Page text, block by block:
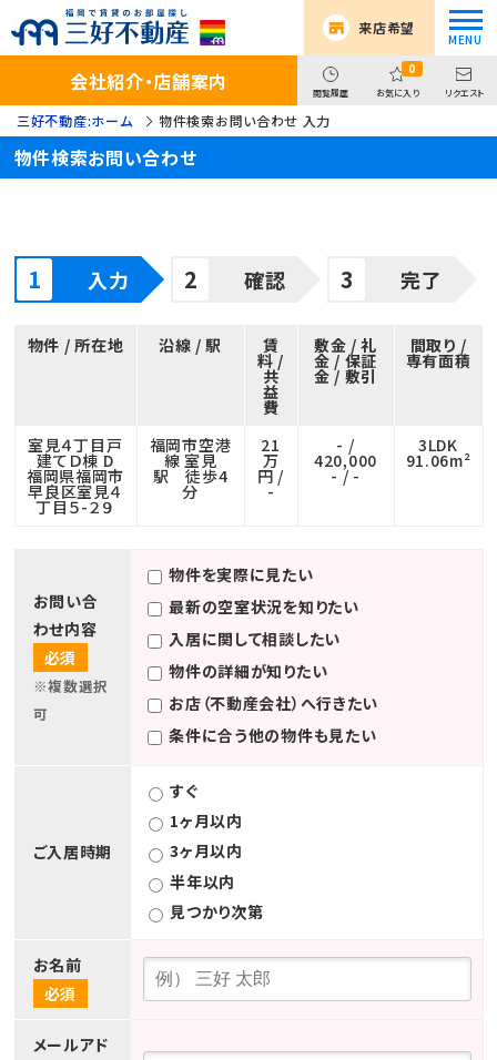
来店希望
会社紹介・店舗案内 閲覧履歴
0
お気に入り リクエスト
三好不動産:ホーム 物件検索お問い合わせ 入力
物件検索お問い合わせ
入力 確認 完了
物件 / 所在地 沿線 / 駅 賃
料 /
共
益
費
敷金 / 礼
金 / 保証
金 / 敷引
間取り /
専有面積
室見４丁目戸
建てＤ棟 D
福岡県福岡市
早良区室見４
丁目５-２９
福岡市空港
線 室見
駅 徒歩4
分
21
万
円 /
-
- /
420,000
- / -
3LDK
91.06m²
お問い合
わせ内容
必須
※複数選択
可
物件を実際に見たい
最新の空室状況を知りたい
入居に関して相談したい
物件の詳細が知りたい
お店（不動産会社）へ行きたい
条件に合う他の物件も見たい
ご入居時期
すぐ
1ヶ月以内
3ヶ月以内
半年以内
見つかり次第
お名前
必須
メールアド